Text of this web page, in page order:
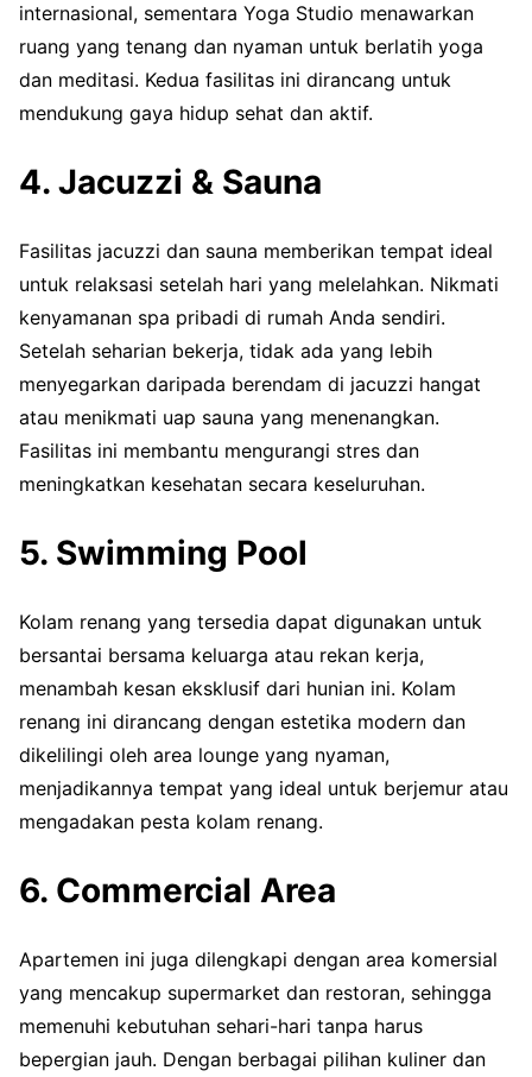
internasional, sementara Yoga Studio menawarkan
ruang yang tenang dan nyaman untuk berlatih yoga
dan meditasi. Kedua fasilitas ini dirancang untuk
mendukung gaya hidup sehat dan aktif.
4. Jacuzzi & Sauna
Fasilitas jacuzzi dan sauna memberikan tempat ideal
untuk relaksasi setelah hari yang melelahkan. Nikmati
kenyamanan spa pribadi di rumah Anda sendiri.
Setelah seharian bekerja, tidak ada yang lebih
menyegarkan daripada berendam di jacuzzi hangat
atau menikmati uap sauna yang menenangkan.
Fasilitas ini membantu mengurangi stres dan
meningkatkan kesehatan secara keseluruhan.
5. Swimming Pool
Kolam renang yang tersedia dapat digunakan untuk
bersantai bersama keluarga atau rekan kerja,
menambah kesan eksklusif dari hunian ini. Kolam
renang ini dirancang dengan estetika modern dan
dikelilingi oleh area lounge yang nyaman,
menjadikannya tempat yang ideal untuk berjemur atau
mengadakan pesta kolam renang.
6. Commercial Area
Apartemen ini juga dilengkapi dengan area komersial
yang mencakup supermarket dan restoran, sehingga
memenuhi kebutuhan sehari-hari tanpa harus
bepergian jauh. Dengan berbagai pilihan kuliner dan